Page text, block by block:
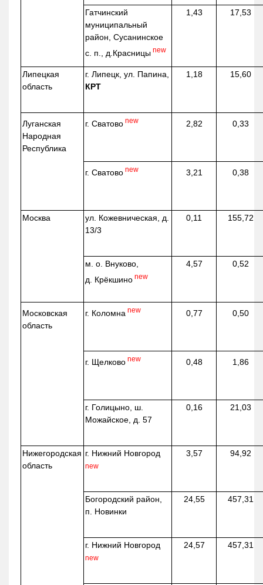
Гатчинский
муниципальный
район, Сусанинское
с. п., д.Красницы new
1,43 17,53
Липецкая
область
г. Липецк, ул. Папина,
КРТ
1,18 15,60
Луганская
Народная
Республика
г. Сватово new 2,82 0,33
г. Сватово new 3,21 0,38
Москва ул. Кожевническая , д.
13/3
0,11 155,72
м. о. Внуково,
д. Крёкшино new
4,57 0,52
Московская
область
г. Коломна new 0,77 0,50
г. Щелково new 0,48 1,86
г. Голицыно, ш.
Можайское, д. 57
0,16 21,03
Нижегородская
область
г. Нижний Новгород
new
3,57 94,92
Богородский район,
п. Новинки
24,55 457,31
г. Нижний Новгород
new
24,57 457,31